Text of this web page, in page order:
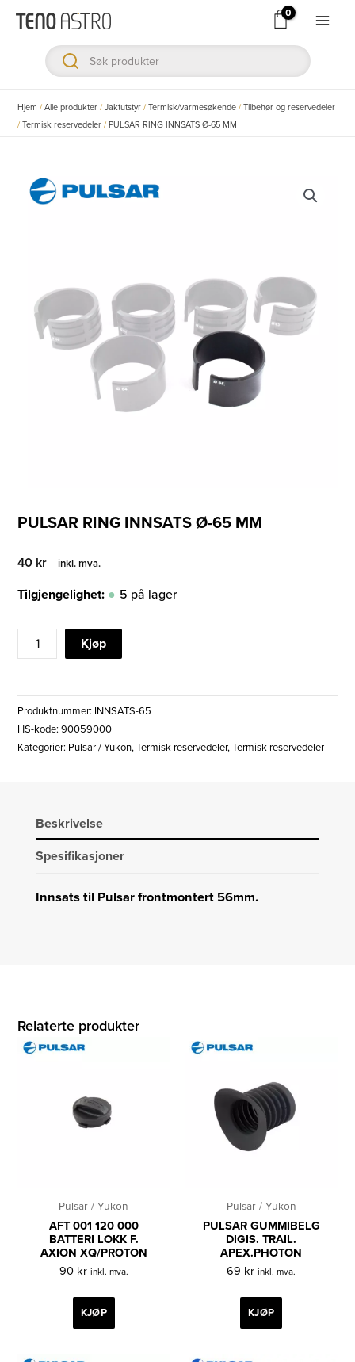
Hopp
innholdet
Hjem /Alle produkter /Jaktutstyr /Termisk/varmesøkende /Tilbehør og reservedeler
/Termisk reservedeler /PULSAR RING INNSATS Ø-65 MM
PULSAR RING INNSATS Ø-65 MM
40 kr inkl. mva.
Tilgjengelighet: 5 på lager
PULSAR
RING
Ø-65
MM
antall
Kjøp
Produktnummer: INNSATS-65
HS-kode: 90059000
Kategorier: Pulsar / Yukon,Termisk reservedeler,Termisk reservedeler
Beskrivelse
Spesifikasjoner
Innsats til Pulsar frontmontert 56mm.
Relaterte produkter
Pulsar / Yukon
AFT 001 120 000
BATTERI LOKK F.
AXION XQ/PROTON
90 kr inkl. mva.
KJØP
Pulsar / Yukon
PULSAR GUMMIBELG
DIGIS. TRAIL.
APEX.PHOTON
69 kr inkl. mva.
KJØP